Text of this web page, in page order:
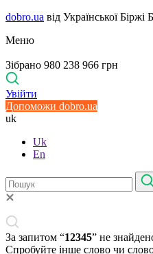
dobro.ua від Української Біржі
Меню
Зібрано 980 238 966 грн
Увійти
Допоможи dobro.ua
uk
Uk
En
За запитом “12345” не
Спробуйте інше слово чи